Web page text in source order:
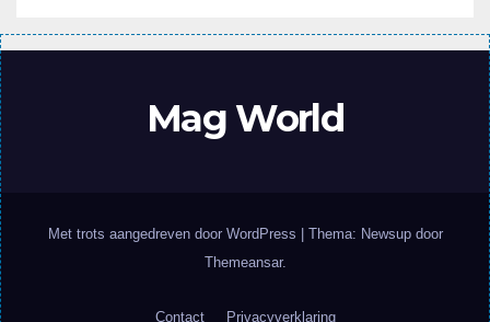
Mag World
Met trots aangedreven door WordPress
Thema: Newsup door
Themeansar.
Contact Privacyverklaring